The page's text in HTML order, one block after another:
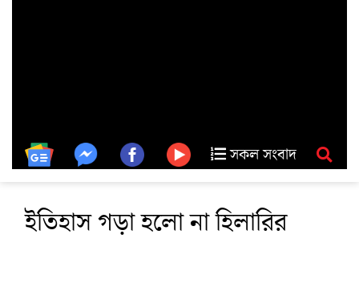
সকল সংবাদ
ইতিহাস গড়া হলো না হিলারির